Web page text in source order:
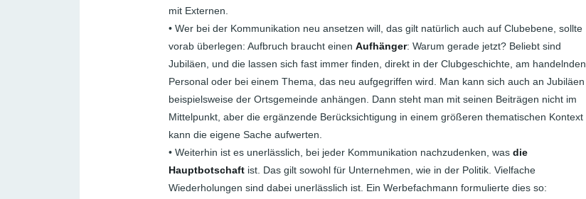
mit Externen.
• Wer bei der Kommunikation neu ansetzen will, das gilt natürlich auch auf Clubebene, sollte
vorab überlegen: Aufbruch braucht einen Aufhänger: Warum gerade jetzt? Beliebt sind
Jubiläen, und die lassen sich fast immer finden, direkt in der Clubgeschichte, am handelnden
Personal oder bei einem Thema, das neu aufgegriffen wird. Man kann sich auch an Jubiläen
beispielsweise der Ortsgemeinde anhängen. Dann steht man mit seinen Beiträgen nicht im
Mittelpunkt, aber die ergänzende Berücksichtigung in einem größeren thematischen Kontext
kann die eigene Sache aufwerten.
• Weiterhin ist es unerlässlich, bei jeder Kommunikation nachzudenken, was die
Hauptbotschaft ist. Das gilt sowohl für Unternehmen, wie in der Politik. Vielfache
Wiederholungen sind dabei unerlässlich ist. Ein Werbefachmann formulierte dies so: